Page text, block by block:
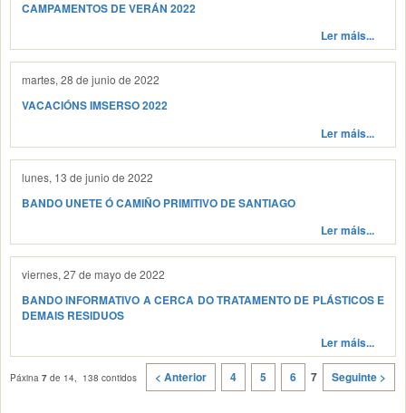
CAMPAMENTOS DE VERÁN 2022
Ler máis...
martes, 28 de junio de 2022
VACACIÓNS IMSERSO 2022
Ler máis...
lunes, 13 de junio de 2022
BANDO UNETE Ó CAMIÑO PRIMITIVO DE SANTIAGO
Ler máis...
viernes, 27 de mayo de 2022
BANDO INFORMATIVO A CERCA DO TRATAMENTO DE PLÁSTICOS E
DEMAIS RESIDUOS
Ler máis...
Páxina 7 de 14, 138 contidos < Anterior 4 5 6 7 Seguinte >